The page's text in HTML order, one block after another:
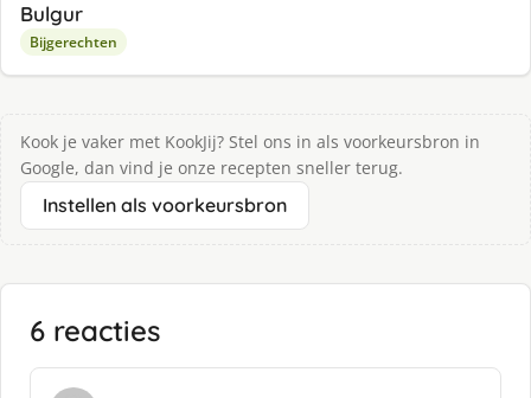
Bulgur
Bijgerechten
Kook je vaker met KookJij? Stel ons in als voorkeursbron in
Google, dan vind je onze recepten sneller terug.
Instellen als voorkeursbron
6 reacties